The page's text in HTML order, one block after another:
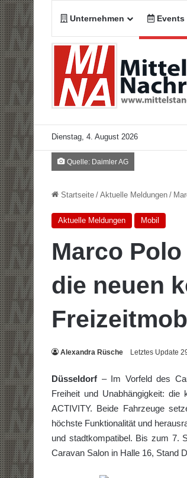
Unternehmen Events
Dienstag, 4. August 2026
Quelle: Daimler AG
Startseite / Aktuelle Meldungen /
Aktuelle Meldungen Mobil
Marco
die neuen
Alexandra Rüsche Letztes Update
Düsseldorf – Im Vorfeld des
Freiheit und Unabhängigkeit:
ACTIVITY. Beide Fahrzeuge
höchste Funktionalität und
und stadtkompatibel. Bis zum 7.
Caravan Salon in Halle 16, Stand